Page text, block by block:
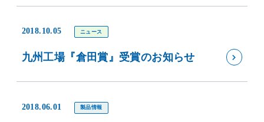
2018.10.05 ニュース
九州工場『倉田賞』受賞のお知らせ
2018.06.01 製品情報